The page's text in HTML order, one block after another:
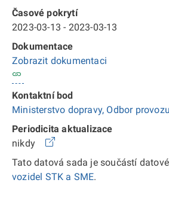
Časové pokrytí
2023-03-13 - 2023-03-13
Dokumentace
Zobrazit dokumentaci
Kontaktní bod
Ministerstvo dopravy, Odbor
Periodicita aktualizace
nikdy
Tato datová sada je součástí
vozidel STK a SME.